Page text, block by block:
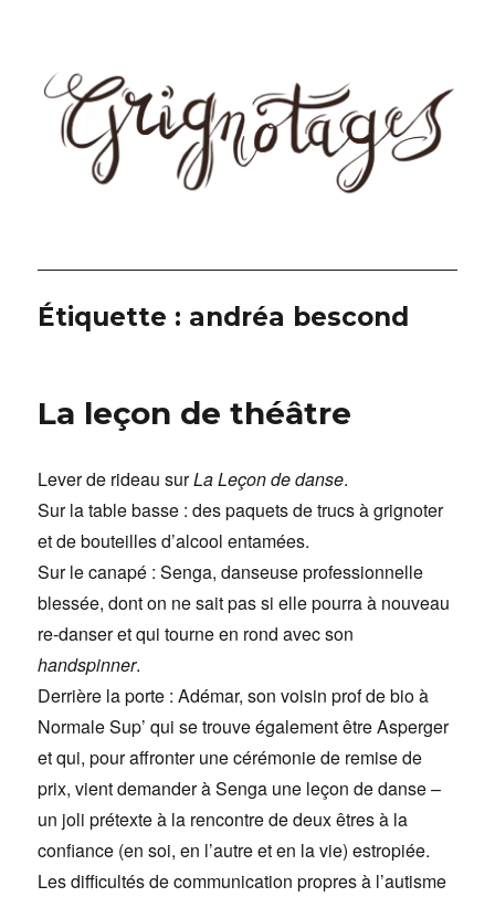
Étiquette : andréa bescond
La leçon de théâtre
Lever de rideau surLa Leçon de danse.
Sur la table basse : des paquets de trucs à grignoter
et de bouteilles d’alcool entamées.
Sur le canapé : Senga, danseuse professionnelle
blessée, dont on ne sait pas si elle pourra à nouveau
re-danser et qui tourne en rond avec son
handspinner.
Derrière la porte : Adémar, son voisin prof de bio à
Normale Sup’ qui se trouve également être Asperger
et qui, pour affronter une cérémonie de remise de
prix, vient demander à Senga une leçon de danse –
un joli prétexte à la rencontre de deux êtres à la
confiance (en soi, en l’autre et en la vie) estropiée.
Les difficultés de communication propres à l’autisme